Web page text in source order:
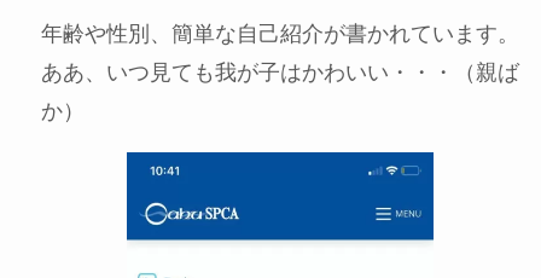
年齢や性別、簡単な自己紹介が書かれています。
ああ、いつ見ても我が子はかわいい・・・（親ば
か）